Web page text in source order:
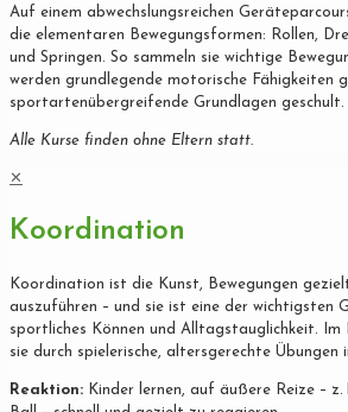
Auf einem abwechslungsreichen
die elementaren Bewegungsformen: Rollen,
und Springen. So sammeln sie wichtige
werden grundlegende motorische Fähigkeiten
sportartenübergreifende Grundlagen geschult.
Alle Kurse finden ohne Eltern statt.
✕
Koordination
Koordination ist die Kunst, Bewegungen
auszuführen – und sie ist eine der wichtigsten
sportliches Können und Alltagstauglichkeit.
sie durch spielerische, altersgerechte Übungen
Reaktion: Kinder lernen, auf äußere Reize – z.